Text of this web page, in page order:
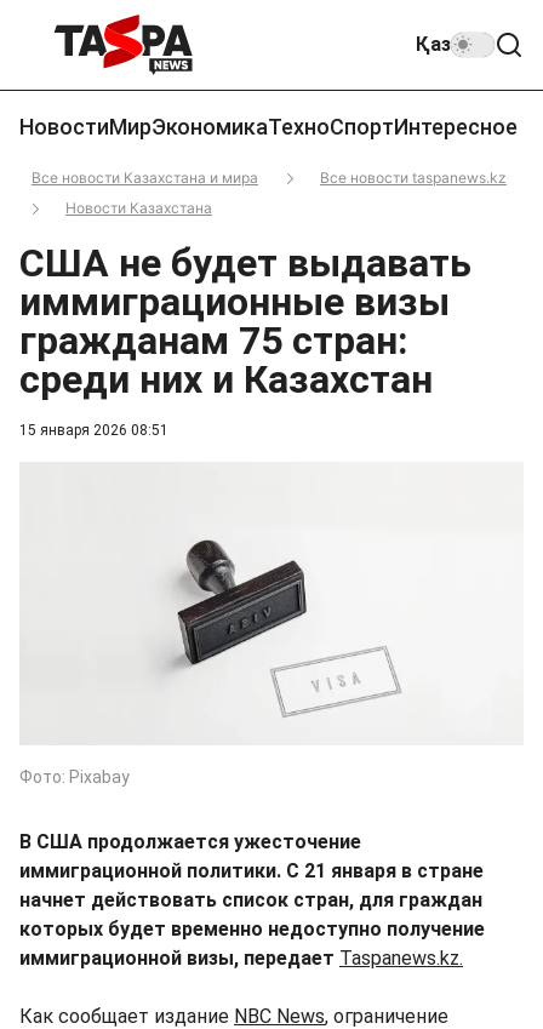
Қаз
НовостиМирЭкономикаТехноСпортИнтересное
Все новости Казахстана и мира
Все новости taspanews.kz
Новости Казахстана
15 января 2026 08:51
США не будет выдавать
иммиграционные визы
гражданам 75 стран:
среди них и Казахстан
Фото: Pixabay
В США продолжается ужесточение
иммиграционной политики. С 21 января в стране
начнет действовать список стран, для граждан
которых будет временно недоступно получение
иммиграционной визы, передает Taspanews.kz.
Как сообщает издание NBC News, ограничение